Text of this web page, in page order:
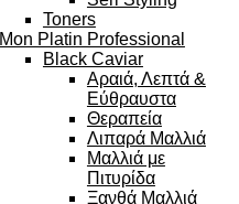
Toners
Mon Platin Professional
Black Caviar
Αραιά, Λεπτά &
Εύθραυστα
Θεραπεία
Λιπαρά Μαλλιά
Μαλλιά με
Πιτυρίδα
Ξανθά Μαλλιά